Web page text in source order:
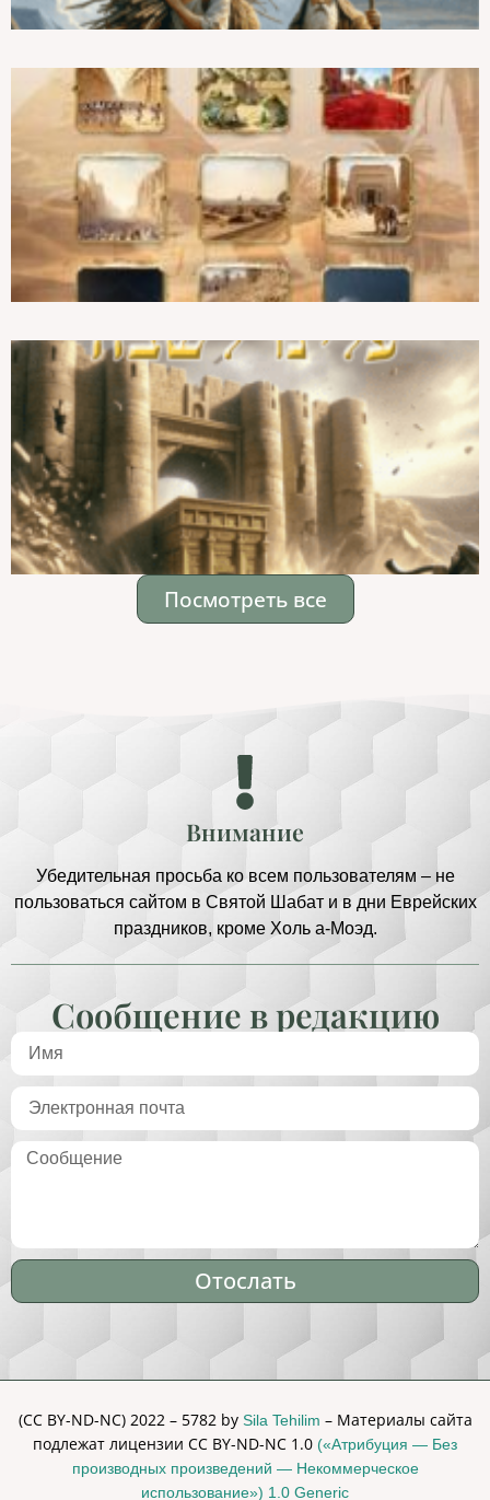
Посмотреть все
Внимание
Убедительная просьба ко всем пользователям – не
пользоваться сайтом в Святой Шабат и в дни Еврейских
праздников, кроме Холь а-Моэд.
Сообщение в редакцию
Отослать
(CC BY-ND-NC) 2022 – 5782 by Sila Tehilim – Материалы сайта
подлежат лицензии CC BY-ND-NC 1.0 («Атрибуция — Без
производных произведений — Некоммерческое
использование») 1.0 Generic